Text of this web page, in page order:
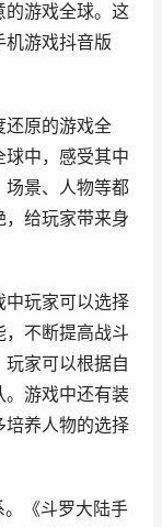
游戏全球。这
机游戏抖音版
还原的游戏全
中，感受其中
场景、人物等都
给玩家带来身
中玩家可以选择
不断提高战斗
家可以根据自
。游戏中还有装
培养人物的选择
《斗罗大陆手